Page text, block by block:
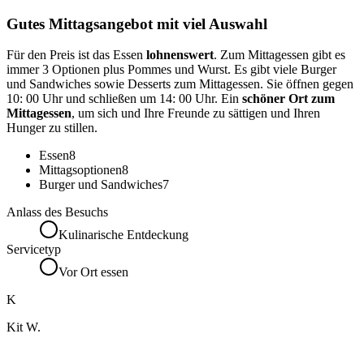
Gutes Mittagsangebot mit viel Auswahl
Für den Preis ist das Essen lohnenswert. Zum Mittagessen gibt es
immer 3 Optionen plus Pommes und Wurst. Es gibt viele Burger
und Sandwiches sowie Desserts zum Mittagessen. Sie öffnen gegen
10: 00 Uhr und schließen um 14: 00 Uhr. Ein schöner Ort zum
Mittagessen, um sich und Ihre Freunde zu sättigen und Ihren
Hunger zu stillen.
Essen8
Mittagsoptionen8
Burger und Sandwiches7
Anlass des Besuchs
Kulinarische Entdeckung
Servicetyp
Vor Ort essen
K
Kit W.